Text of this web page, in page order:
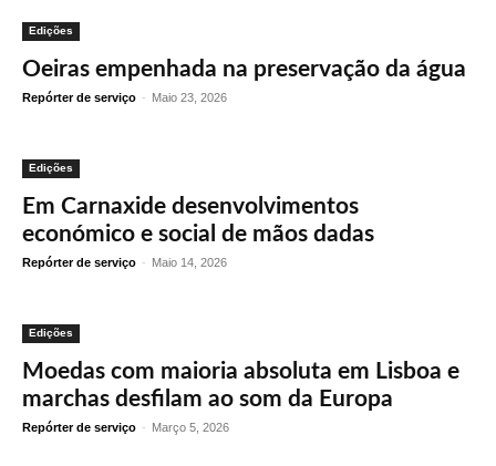
Edições
Oeiras empenhada na preservação da água
Repórter de serviço - Maio 23, 2026
Edições
Em Carnaxide desenvolvimentos
económico e social de mãos dadas
Repórter de serviço - Maio 14, 2026
Edições
Moedas com maioria absoluta em Lisboa e
marchas desfilam ao som da Europa
Repórter de serviço - Março 5, 2026